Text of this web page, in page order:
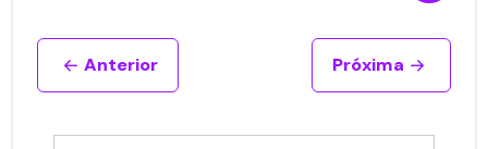
Anterior Próxima